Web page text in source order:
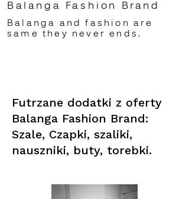
Balanga Fashion Brand
Balanga and fashion are
same they never ends.
Futrzane dodatki z oferty
Balanga Fashion Brand:
Szale, Czapki, szaliki,
nauszniki, buty, torebki.